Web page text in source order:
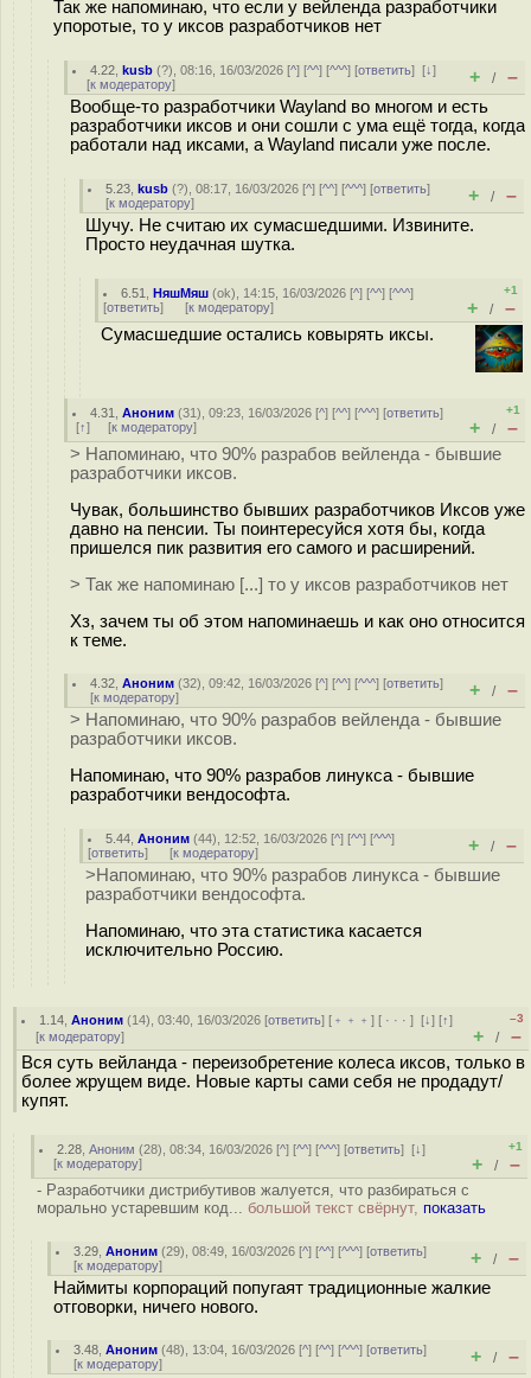
Так же напоминаю, что если у вейленда разработчики
упоротые, то у иксов разработчиков нет
4.22 ,kusb (?), 08:16, 16/03/2026 [^] [^^] [^^^] [ответить][↓]
[к модератору] + / –
Вообще-то разработчики Wayland во многом и есть
разработчики иксов и они сошли с ума ещё тогда, когда
работали над иксами, а Wayland писали уже после.
5.23 ,kusb (?), 08:17, 16/03/2026 [^] [^^] [^^^] [ответить]
[к модератору] + / –
Шучу. Не считаю их сумасшедшими. Извините.
Просто неудачная шутка.
6.51 ,НяшМяш (ok), 14:15, 16/03/2026 [^] [^^] [^^^]
[ответить] [к модератору]
+1
+ / –
Сумасшедшие остались ковырять иксы.
4.31 ,Аноним (31), 09:23, 16/03/2026 [^] [^^] [^^^] [ответить]
[↑] [к модератору]
+1
+ / –
> Напоминаю, что 90% разрабов вейленда - бывшие
разработчики иксов.
Чувак, большинство бывших разработчиков Иксов уже
давно на пенсии. Ты поинтересуйся хотя бы, когда
пришелся пик развития его самого и расширений.
> Так же напоминаю [...] то у иксов разработчиков нет
Хз, зачем ты об этом напоминаешь и как оно относится
к теме.
4.32 ,Аноним (32), 09:42, 16/03/2026 [^] [^^] [^^^] [ответить]
[к модератору] + / –
> Напоминаю, что 90% разрабов вейленда - бывшие
разработчики иксов.
Напоминаю, что 90% разрабов линукса - бывшие
разработчики вендософта.
5.44 ,Аноним (44), 12:52, 16/03/2026 [^] [^^] [^^^]
[ответить] [к модератору] + / –
>Напоминаю, что 90% разрабов линукса - бывшие
разработчики вендософта.
Напоминаю, что эта статистика касается
исключительно Россию.
1.14 ,Аноним (14), 03:40, 16/03/2026 [ответить] [ ﹢﹢﹢] [ · · ·][↓] [↑]
[к модератору]
–3
+ / –
Вся суть вейланда - переизобретение колеса иксов, только в
более жрущем виде. Новые карты сами себя не продадут/
купят.
2.28 ,Аноним (28), 08:34, 16/03/2026 [^] [^^] [^^^] [ответить][↓]
[к модератору]
+1
+ / –
- Разработчики дистрибутивов жалуется, что разбираться с
морально устаревшим код... большой текст свёрнут, показать
3.29 ,Аноним (29), 08:49, 16/03/2026 [^] [^^] [^^^] [ответить]
[к модератору] + / –
Наймиты корпораций попугаят традиционные жалкие
отговорки, ничего нового.
3.48 ,Аноним (48), 13:04, 16/03/2026 [^] [^^] [^^^] [ответить]
[к модератору] + / –